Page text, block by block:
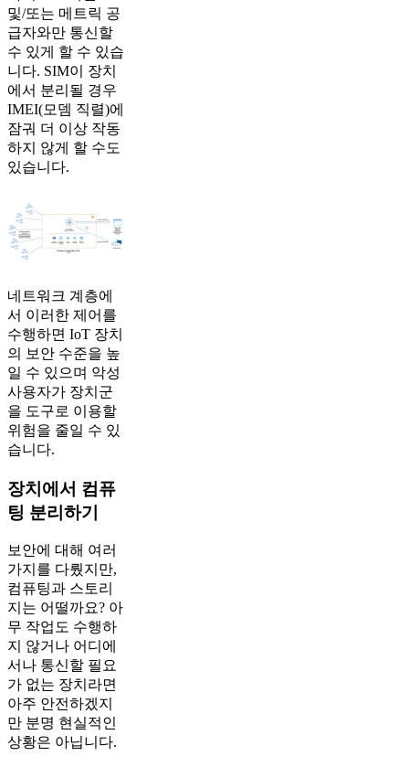
및/또는 메트릭 공
급자와만 통신할
수 있게 할 수 있습
니다. SIM이 장치
에서 분리될 경우
IMEI(모뎀 직렬)에
잠궈 더 이상 작동
하지 않게 할 수도
있습니다.
네트워크 계층에
서 이러한 제어를
수행하면 IoT 장치
의 보안 수준을 높
일 수 있으며 악성
사용자가 장치군
을 도구로 이용할
위험을 줄일 수 있
습니다.
장치에서 컴퓨
팅 분리하기
보안에 대해 여러
가지를 다뤘지만,
컴퓨팅과 스토리
지는 어떨까요? 아
무 작업도 수행하
지 않거나 어디에
서나 통신할 필요
가 없는 장치라면
아주 안전하겠지
만 분명 현실적인
상황은 아닙니다.